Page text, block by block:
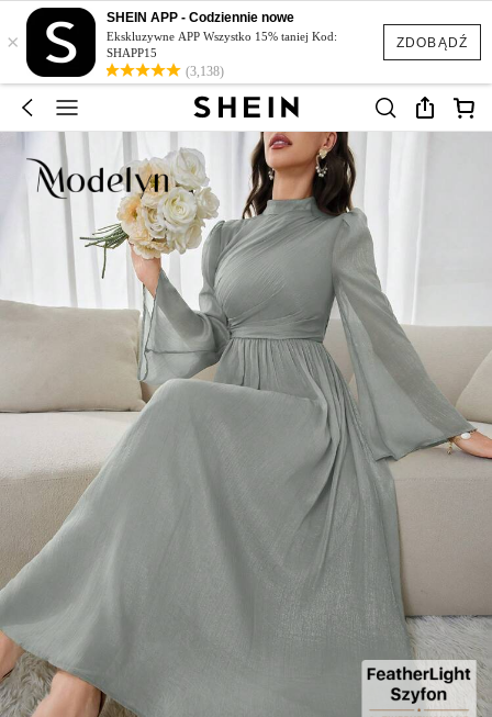
ZDOBĄDŹ
×
SHEIN APP - Codziennie nowe
Ekskluzywne APP Wszystko 15% taniej Kod:
SHAPP15
(3,138)